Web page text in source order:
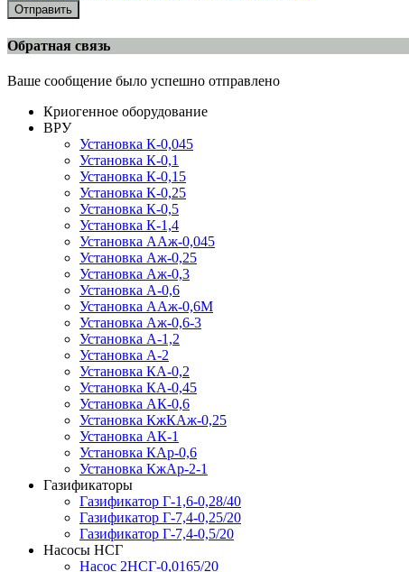
Отправить
Обратная связь
Ваше сообщение было успешно отправлено
Криогенное оборудование
ВРУ
Установка К-0,045
Установка К-0,1
Установка К-0,15
Установка К-0,25
Установка К-0,5
Установка К-1,4
Установка ААж-0,045
Установка Аж-0,25
Установка Аж-0,3
Установка А-0,6
Установка ААж-0,6М
Установка Аж-0,6-3
Установка А-1,2
Установка А-2
Установка КА-0,2
Установка КА-0,45
Установка АК-0,6
Установка КжКАж-0,25
Установка АК-1
Установка КАр-0,6
Установка КжАр-2-1
Газификаторы
Газификатор Г-1,6-0,28/40
Газификатор Г-7,4-0,25/20
Газификатор Г-7,4-0,5/20
Насосы НСГ
Насос 2НСГ-0,0165/20